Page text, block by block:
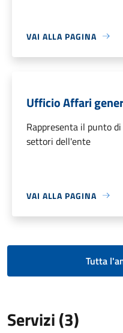
VAI ALLA PAGINA
Ufficio Affari
Rappresenta il punto
settori dell'ente
VAI ALLA PAGINA
Tutta
Servizi (3)